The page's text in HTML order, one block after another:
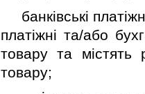
банкiвськi
платiжнi та/або
товару та мiстять
товару;